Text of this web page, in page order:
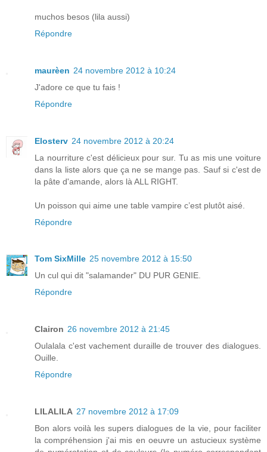
muchos besos (lila aussi)
Répondre
maurèen 24 novembre 2012 à 10:24
J'adore ce que tu fais !
Répondre
Elosterv 24 novembre 2012 à 20:24
La nourriture c'est délicieux pour sur. Tu as mis une voiture
dans la liste alors que ça ne se mange pas. Sauf si c'est de
la pâte d'amande, alors là ALL RIGHT.
Un poisson qui aime une table vampire c’est plutôt aisé.
Répondre
Tom SixMille 25 novembre 2012 à 15:50
Un cul qui dit "salamander" DU PUR GENIE.
Répondre
Clairon 26 novembre 2012 à 21:45
Oulalala c'est vachement duraille de trouver des dialogues.
Ouille.
Répondre
LILALILA 27 novembre 2012 à 17:09
Bon alors voilà les supers dialogues de la vie, pour faciliter
la compréhension j'ai mis en oeuvre un astucieux système